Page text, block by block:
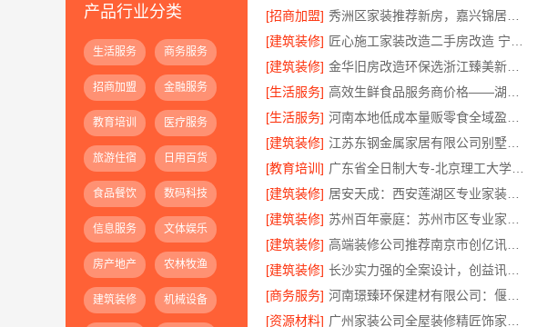
产品行业分类
生活服务 商务服务
招商加盟 金融服务
教育培训 医疗服务
旅游住宿 日用百货
食品餐饮 数码科技
信息服务 文体娱乐
房产地产 农林牧渔
建筑装修 机械设备
[招商加盟]
[建筑装修]
[建筑装修]
[生活服务]
[生活服务]
[建筑装修]
[教育培训]
[建筑装修]
[建筑装修]
[建筑装修]
[建筑装修]
[商务服务]
[资源材料]